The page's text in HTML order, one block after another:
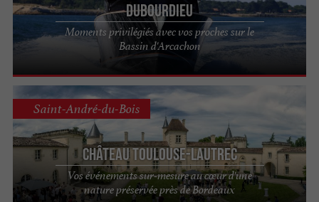
Dubourdieu
Moments privilégiés avec vos proches sur le
Bassin d'Arcachon
Château Toulouse-Lautrec
Vos événements sur-mesure au cœur d'une
nature préservée près de Bordeaux
Saint-André-du-Bois